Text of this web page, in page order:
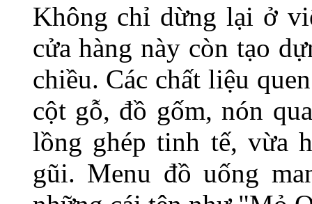
Không chỉ dừng lại ở
cửa hàng này còn tạo
chiều. Các chất liệu
cột gỗ, đồ gốm, nón
lồng ghép tinh tế, vừa
gũi. Menu đồ uống